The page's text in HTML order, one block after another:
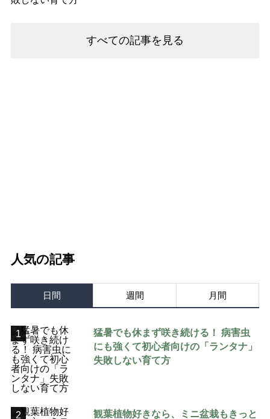
すべての記事を見る
人気の記事
日間 週間 月間
1
猛暑でも休まず咲き続ける！ 病害虫
にも強くて初心者向けの「ランタナ」
失敗しない育て方
2
観葉植物好きなら、ミニ盆栽もきっと